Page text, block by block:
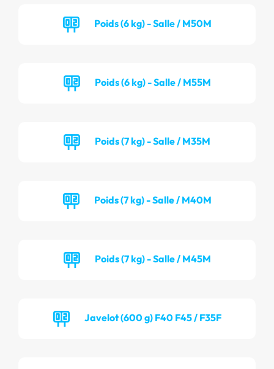
Poids (6 kg) - Salle / M50M
Poids (6 kg) - Salle / M55M
Poids (7 kg) - Salle / M35M
Poids (7 kg) - Salle / M40M
Poids (7 kg) - Salle / M45M
Javelot (600 g) F40 F45 / F35F